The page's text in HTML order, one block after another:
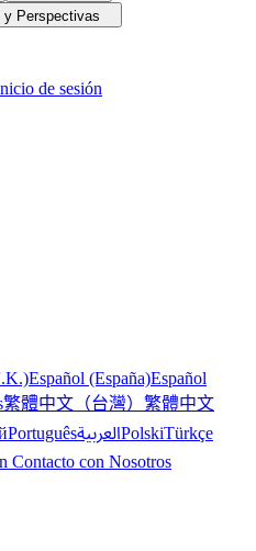
y Perspectivas
de sesión
Español (España)Español
繁體中文（台灣） 繁體中文
PortuguêsالعربيةPolskiTürkçe
Contacto con Nosotros